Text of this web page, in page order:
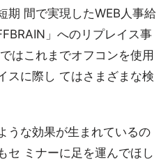
期 間で実現したWEB人事給
」へのリプレイス事
はこれまでオフコンを使用
スに際し てはさまざまな検
うな効果が生まれているの
セ ミナーに足を運んでほし